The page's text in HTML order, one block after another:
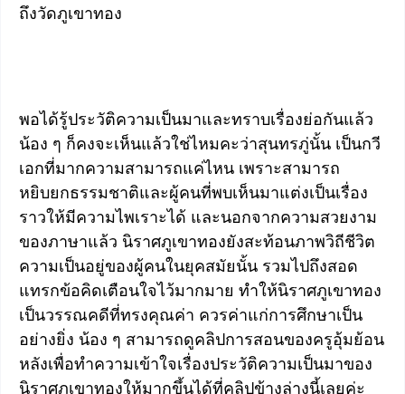
ถึงวัดภูเขาทอง
พอได้รู้ประวัติความเป็นมาและทราบเรื่องย่อกันแล้ว
น้อง ๆ ก็คงจะเห็นแล้วใช่ไหมคะว่าสุนทรภู่นั้น เป็นกวี
เอกที่มากความสามารถแค่ไหน เพราะสามารถ
หยิบยกธรรมชาติและผู้คนที่พบเห็นมาแต่งเป็นเรื่อง
ราวให้มีความไพเราะได้ และนอกจากความสวยงาม
ของภาษาแล้ว นิราศภูเขาทองยังสะท้อนภาพวิถีชีวิต
ความเป็นอยู่ของผู้คนในยุคสมัยนั้น รวมไปถึงสอด
แทรกข้อคิดเตือนใจไว้มากมาย ทำให้นิราศภูเขาทอง
เป็นวรรณคดีที่ทรงคุณค่า ควรค่าแก่การศึกษาเป็น
อย่างยิ่ง น้อง ๆ สามารถดูคลิปการสอนของครูอุ้มย้อน
หลังเพื่อทำความเข้าใจเรื่องประวัติความเป็นมาของ
นิราศภูเขาทองให้มากขึ้นได้ที่คลิปข้างล่างนี้เลยค่ะ